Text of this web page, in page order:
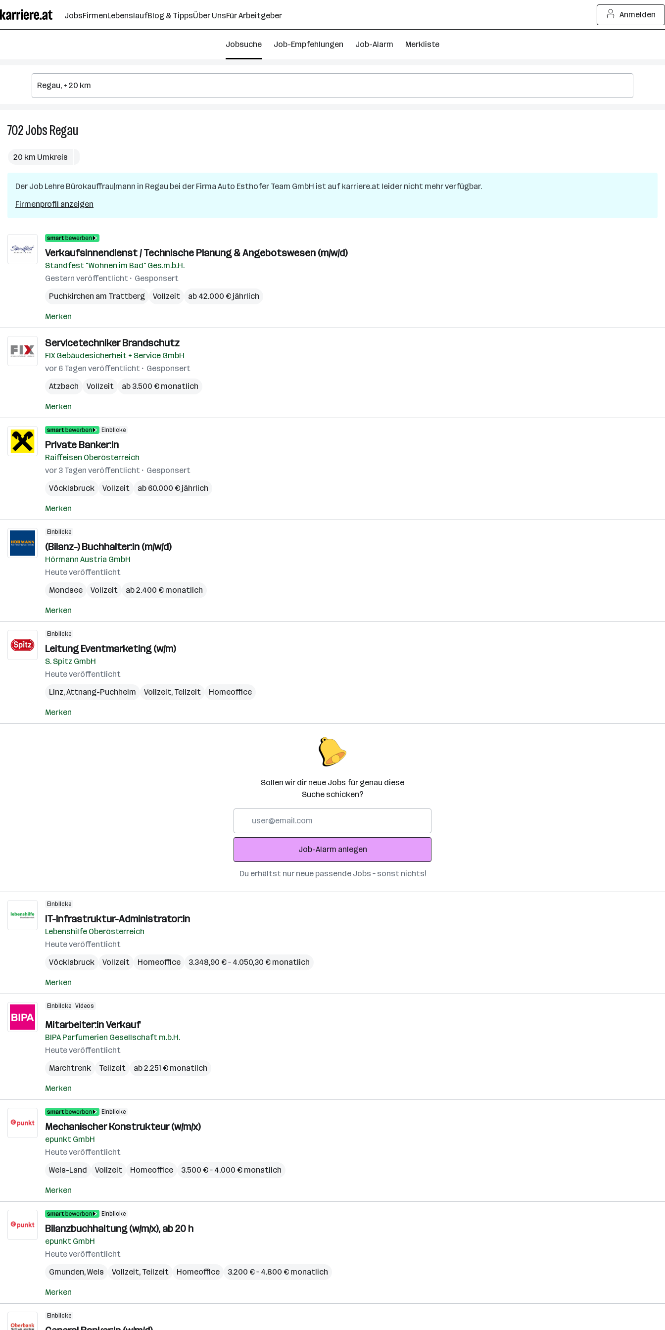
Seiteninhalt
springen
JobsFirmenLebenslaufBlog & TippsÜber UnsFür Arbeitgeber Anmelden
Jobsuche Job-Empfehlungen Job-Alarm Merkliste
702JobsRegau
20 km Umkreis
Der Job Lehre Bürokauffrau|mann in Regau bei der Firma Auto Esthofer Team GmbH ist auf karriere.at leider nicht mehr verfügbar.
Firmenprofil anzeigen
Verkaufsinnendienst / Technische Planung & Angebotswesen (m/w/d)
Standfest "Wohnen im Bad" Ges.m.b.H.
Gestern veröffentlicht
Gesponsert
Puchkirchen am Trattberg
Vollzeit ab 42.000 € jährlich
Merken
Servicetechniker Brandschutz
FIX Gebäudesicherheit + Service GmbH
vor 6 Tagen veröffentlicht
Gesponsert
Atzbach
Vollzeit ab 3.500 € monatlich
Merken
Einblicke
Private Banker:in
Raiffeisen Oberösterreich
vor 3 Tagen veröffentlicht
Gesponsert
Vöcklabruck
Vollzeit ab 60.000 € jährlich
Merken
Einblicke
(Bilanz-) Buchhalter:in (m/w/d)
Hörmann Austria GmbH
Heute veröffentlicht
Mondsee
Vollzeit ab 2.400 € monatlich
Merken
Einblicke
Leitung Eventmarketing (w/m)
S. Spitz GmbH
Heute veröffentlicht
Linz,Attnang-Puchheim Vollzeit, Teilzeit Homeoffice
Merken
Sollen wir dir neue Jobs für genau diese
Suche schicken?
Adresse
Job-Alarm anlegen
Du erhältst nur neue passende Jobs – sonst nichts!
Einblicke
IT-Infrastruktur-Administrator:in
Lebenshilfe Oberösterreich
Heute veröffentlicht
Vöcklabruck
Vollzeit Homeoffice 3.348,90 € – 4.050,30 € monatlich
Merken
Einblicke Videos
Mitarbeiter:in Verkauf
BIPA Parfumerien Gesellschaft m.b.H.
Heute veröffentlicht
Marchtrenk
Teilzeit ab 2.251 € monatlich
Merken
Einblicke
Mechanischer Konstrukteur (w/m/x)
epunkt GmbH
Heute veröffentlicht
Wels-Land
Vollzeit Homeoffice 3.500 € – 4.000 € monatlich
Merken
Einblicke
Bilanzbuchhaltung (w/m/x), ab 20 h
epunkt GmbH
Heute veröffentlicht
Gmunden,Wels Vollzeit, Teilzeit Homeoffice 3.200 € – 4.800 € monatlich
Merken
Einblicke